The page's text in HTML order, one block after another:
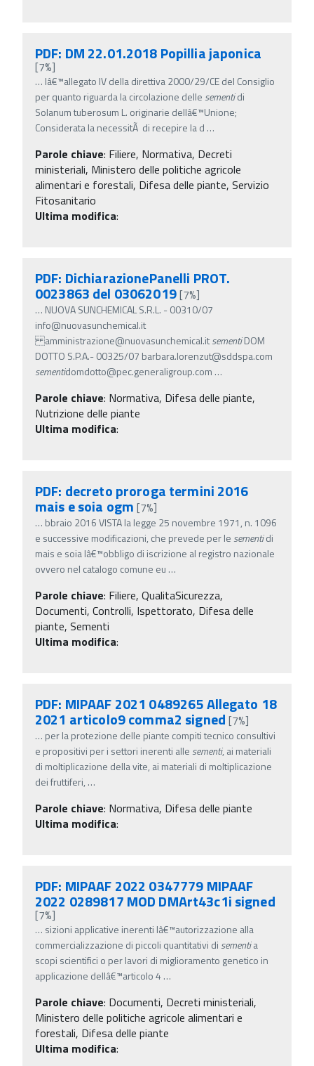
PDF: DM 22.01.2018 Popillia japonica
[7%]
… lâ€™allegato IV della direttiva 2000/29/CE del Consiglio
per quanto riguarda la circolazione delle sementidi
Solanum tuberosum L. originarie dellâ€™Unione;
Considerata la necessitÃ di recepire la d …
Parole chiave: Filiere, Normativa, Decreti
ministeriali, Ministero delle politiche agricole
alimentari e forestali, Difesa delle piante, Servizio
Fitosanitario
Ultima modifica:
PDF: DichiarazionePanelli PROT.
0023863 del 03062019[7%]
… NUOVA SUNCHEMICAL S.R.L. - 00310/07
info@nuovasunchemical.it
amministrazione@nuovasunchemical.itsementiDOM
DOTTO S.P.A.- 00325/07 barbara.lorenzut@sddspa.com
sementidomdotto@pec.generaligroup.com …
Parole chiave: Normativa, Difesa delle piante,
Nutrizione delle piante
Ultima modifica:
PDF: decreto proroga termini 2016
mais e soia ogm [7%]
… bbraio 2016 VISTA la legge 25 novembre 1971, n. 1096
e successive modificazioni, che prevede per le sementidi
mais e soia lâ€™obbligo di iscrizione al registro nazionale
ovvero nel catalogo comune eu …
Parole chiave: Filiere, QualitaSicurezza,
Documenti, Controlli, Ispettorato, Difesa delle
piante, Sementi
Ultima modifica:
PDF: MIPAAF 2021 0489265 Allegato 18
2021 articolo9 comma2 signed [7%]
… per la protezione delle piante compiti tecnico consultivi
e propositivi per i settori inerenti alle sementi, ai materiali
di moltiplicazione della vite, ai materiali di moltiplicazione
dei fruttiferi, …
Parole chiave: Normativa, Difesa delle piante
Ultima modifica:
PDF: MIPAAF 2022 0347779 MIPAAF
2022 0289817 MOD DMArt43c1i signed
[7%]
… sizioni applicative inerenti lâ€™autorizzazione alla
commercializzazione di piccoli quantitativi di sementia
scopi scientifici o per lavori di miglioramento genetico in
applicazione dellâ€™articolo 4 …
Parole chiave: Documenti, Decreti ministeriali,
Ministero delle politiche agricole alimentari e
forestali, Difesa delle piante
Ultima modifica: